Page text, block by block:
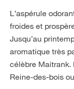
L’aspérule
froides et
Jusqu’au
aromatique très
célèbre Maitrank.
Reine-des-bois